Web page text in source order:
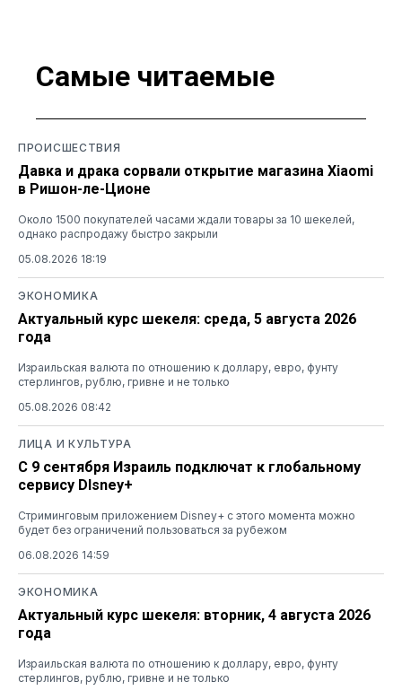
Самые читаемые
ПРОИСШЕСТВИЯ
Давка и драка сорвали открытие магазина Xiaomi
в Ришон-ле-Ционе
Около 1500 покупателей часами ждали товары за 10 шекелей,
однако распродажу быстро закрыли
05.08.2026 18:19
ЭКОНОМИКА
Актуальный курс шекеля: среда, 5 августа 2026
года
Израильская валюта по отношению к доллару, евро, фунту
стерлингов, рублю, гривне и не только
05.08.2026 08:42
ЛИЦА И КУЛЬТУРА
С 9 сентября Израиль подключат к глобальному
сервису DIsney+
Стриминговым приложением Disney+ с этого момента можно
будет без ограничений пользоваться за рубежом
06.08.2026 14:59
ЭКОНОМИКА
Актуальный курс шекеля: вторник, 4 августа 2026
года
Израильская валюта по отношению к доллару, евро, фунту
стерлингов, рублю, гривне и не только